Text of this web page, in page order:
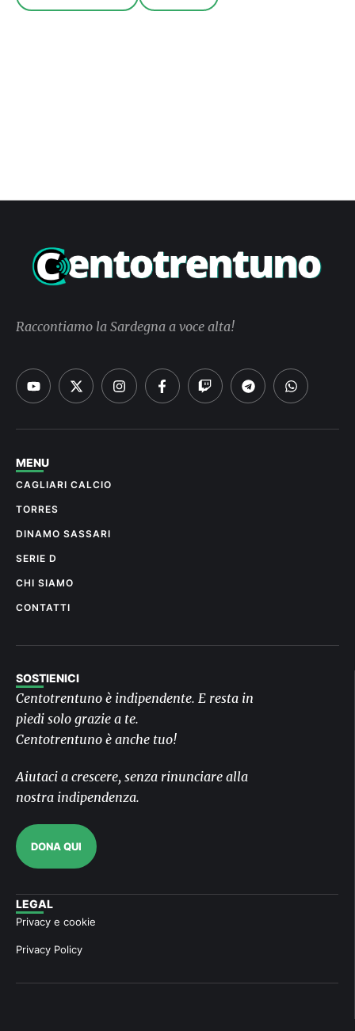
Raccontiamo la Sardegna a voce alta!
MENU
CAGLIARI CALCIO
TORRES
DINAMO SASSARI
SERIE D
CHI SIAMO
CONTATTI
SOSTIENICI
Centotrentuno è indipendente. E resta in
piedi solo grazie a te.
Centotrentuno è anche tuo!
Aiutaci a crescere, senza rinunciare alla
nostra indipendenza.
DONA QUI
LEGAL
Privacy e cookie
Privacy Policy